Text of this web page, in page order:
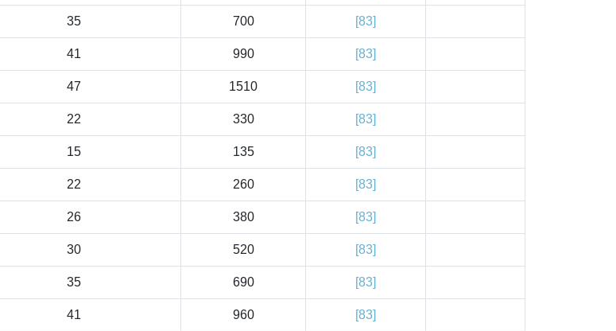
35 700 [83]
41 990 [83]
47 1510 [83]
22 330 [83]
15 135 [83]
22 260 [83]
26 380 [83]
30 520 [83]
35 690 [83]
41 960 [83]